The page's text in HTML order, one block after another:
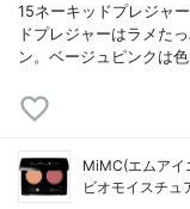
15ネーキッドプレジャ
ドプレジャーはラメた
ン。ベージュピンクは
MiMC(エムアイ
ビオモイスチュ